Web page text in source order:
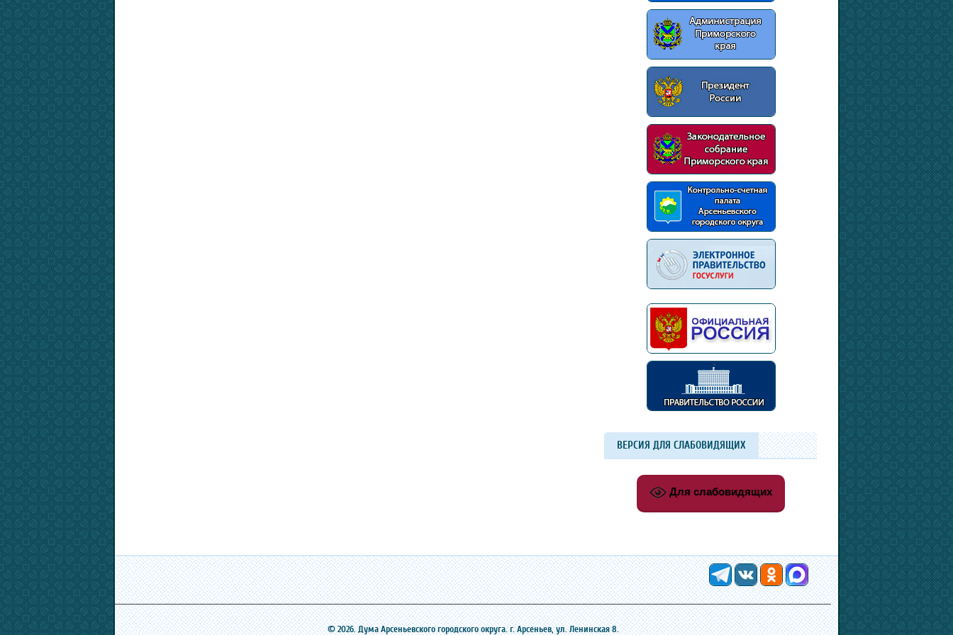
ВЕРСИЯ ДЛЯ СЛАБОВИДЯЩИХ
Для слабовидящих
© 2026. Дума Арсеньевского городского округа. г. Арсеньев, ‎ул. Ленинская 8.